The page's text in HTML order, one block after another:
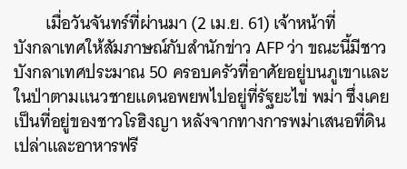
เมื่อวันจันทร์ที่ผ่านมา (2 เม.ย. 61) เจ้าหน้าที่
บังกลาเทศให้สัมภาษณ์กับสำนักข่าว AFP ว่า ขณะนี้มีชาว
บังกลาเทศประมาณ 50 ครอบครัวที่อาศัยอยู่บนภูเขาและ
ในป่าตามแนวชายแดนอพยพไปอยู่ที่รัฐยะไข่ พม่า ซึ่งเคย
เป็นที่อยู่ของชาวโรฮิงญา หลังจากทางการพม่าเสนอที่ดิน
เปล่าและอาหารฟรี